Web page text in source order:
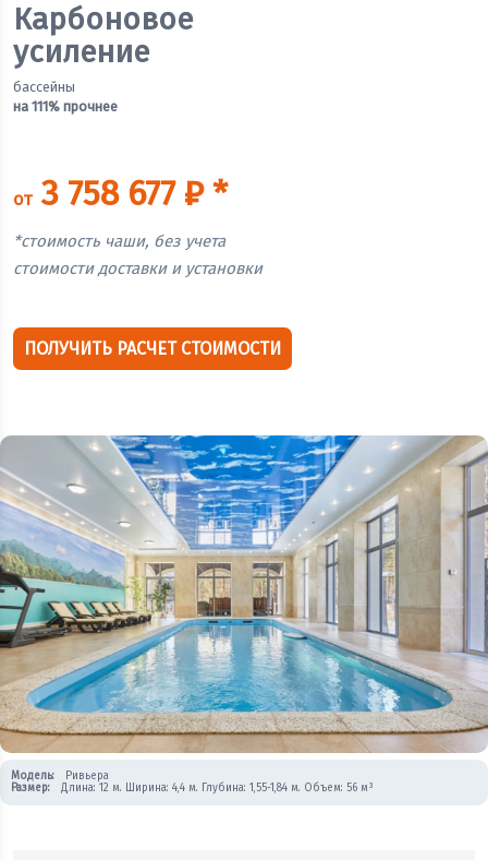
Карбоновое
усиление
бассейны
на 111% прочнее
от3 758 677 ₽ *
*стоимость чаши, без учета
стоимости доставки и установки
ПОЛУЧИТЬ РАСЧЕТ СТОИМОСТИ
Модель:
Ривьера
Размер:
Длина: 12 м. Ширина: 4,4 м. Глубина: 1,55-1,84 м. Объем: 56 м³